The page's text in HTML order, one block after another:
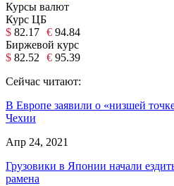
Курсы валют
Курс ЦБ
$ 82.17 € 94.84
Биржевой курс
$ 82.52 € 95.39
Сейчас читают:
В Европе заявили о «низшей
Чехии
Апр 24, 2021
Грузовики в Японии начали
рамена